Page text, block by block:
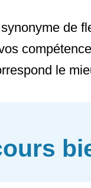
de
le